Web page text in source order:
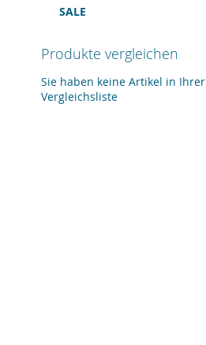
SALE
Produkte vergleichen
Sie haben keine Artikel in Ihrer
Vergleichsliste